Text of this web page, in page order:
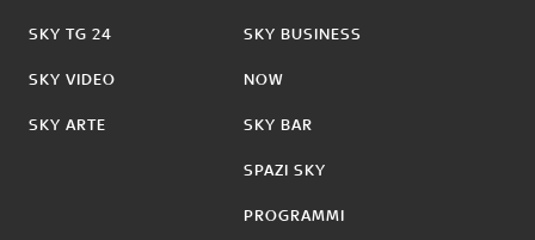
SKY TG 24
SKY VIDEO
SKY ARTE
SKY BUSINESS
NOW
SKY BAR
SPAZI SKY
PROGRAMMI